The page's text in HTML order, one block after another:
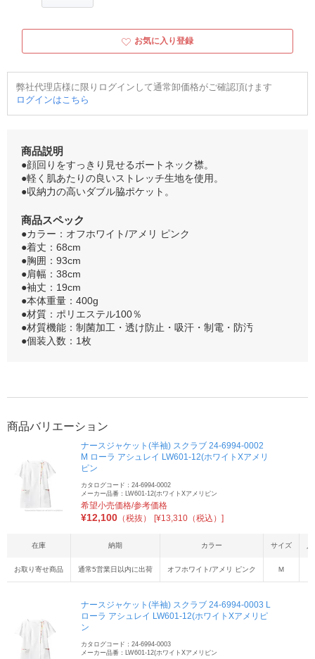
お気に入り登録
弊社代理店様に限りログインして通常卸価格がご確認頂けます
ログインはこちら
商品説明
●顔回りをすっきり見せるボートネック襟。
●軽く肌あたりの良いストレッチ生地を使用。
●収納力の高いダブル脇ポケット。
商品スペック
●カラー：オフホワイト/アメリ ピンク
●着丈：68cm
●胸囲：93cm
●肩幅：38cm
●袖丈：19cm
●本体重量：400g
●材質：ポリエステル100％
●材質機能：制菌加工・透け防止・吸汗・制電・防汚
●個装入数：1枚
商品バリエーション
ナースジャケット(半袖) スクラブ 24-6994-0002
M ローラ アシュレイ LW601-12(ホワイトXアメリ
ピン
カタログコード：24-6994-0002
メーカー品番：LW601-12(ホワイトXアメリピン
希望小売価格/参考価格
¥12,100 （税抜） [¥13,310（税込）]
在庫 納期 カラー サイズ
お取り寄せ商品 通常5営業日以内に出荷 オフホワイト/アメリ ピンク Ｍ
ナースジャケット(半袖) スクラブ 24-6994-0003 L
ローラ アシュレイ LW601-12(ホワイトXアメリピ
ン
カタログコード：24-6994-0003
メーカー品番：LW601-12(ホワイトXアメリピン